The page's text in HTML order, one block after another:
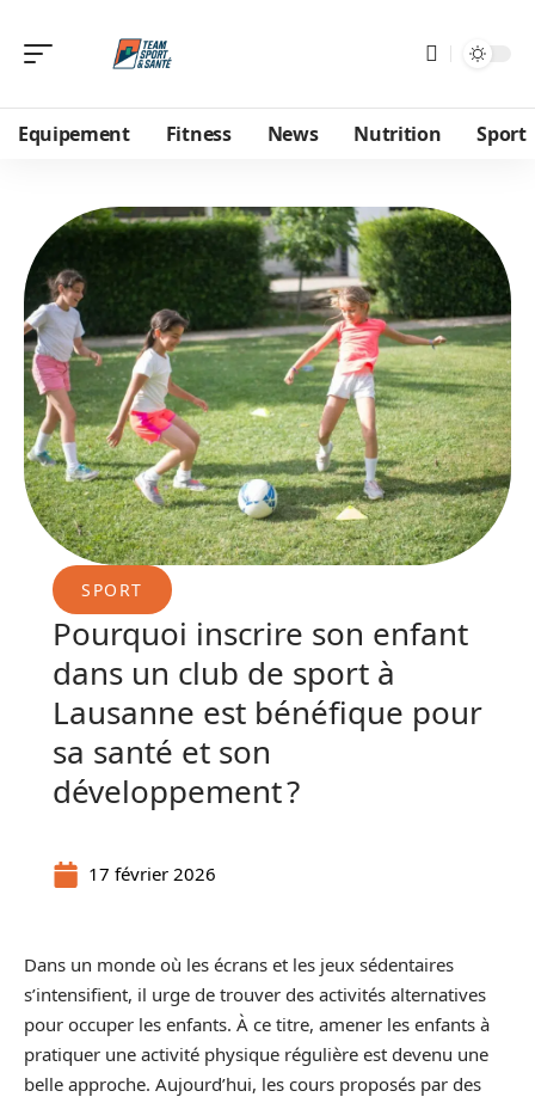
Equipement Fitness News Nutrition Sport
SPORT
Pourquoi inscrire son enfant
dans un club de sport à
Lausanne est bénéfique pour
sa santé et son
développement ?
17 février 2026
Dans un monde où les écrans et les jeux sédentaires
s’intensifient, il urge de trouver des activités alternatives
pour occuper les enfants. À ce titre, amener les enfants à
pratiquer une activité physique régulière est devenu une
belle approche. Aujourd’hui, les cours proposés par des